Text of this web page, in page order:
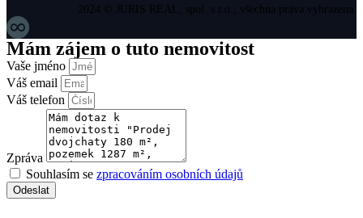
2024 © JURIS REAL, spol. s r.o., všechna práva vyhrazena.
Mám zájem o tuto nemovitost
Vaše jméno
Váš email
Váš telefon
Zpráva
Souhlasím se zpracováním osobních údajů
Odeslat